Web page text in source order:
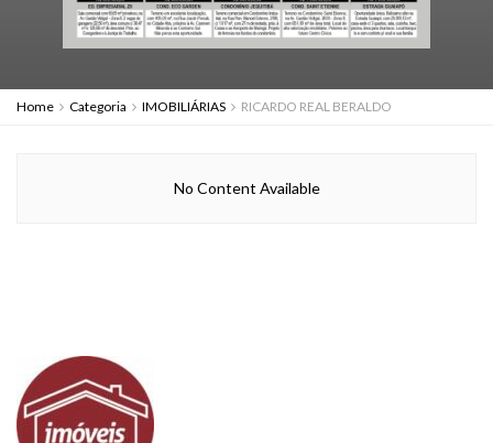
Home Categoria IMOBILIÁRIAS RICARDO REAL BERALDO
No Content Available